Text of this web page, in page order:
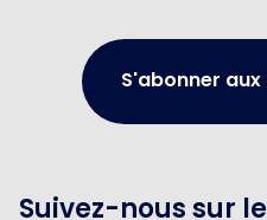
S'abonner
Suivez-nous sur